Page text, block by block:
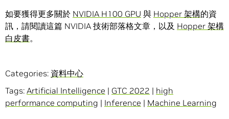
如要獲得更多關於 NVIDIA H100 GPU 與 Hopper 架構的資
訊，請閱讀這篇 NVIDIA 技術部落格文章，以及 Hopper 架構
白皮書。
Categories: 資料中心
Tags: Artificial Intelligence | GTC 2022 | high
performance computing | Inference | Machine Learning